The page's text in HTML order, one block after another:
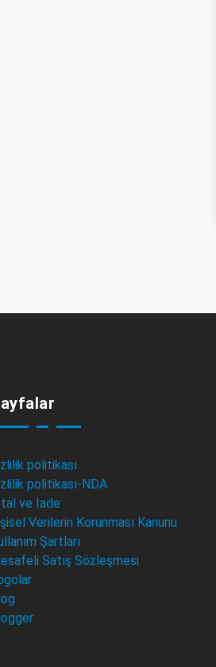
politikası
politikası-NDA
ve İade
Verilerin Korunması Kanunu
Şartları
Satış Sözleşmesi